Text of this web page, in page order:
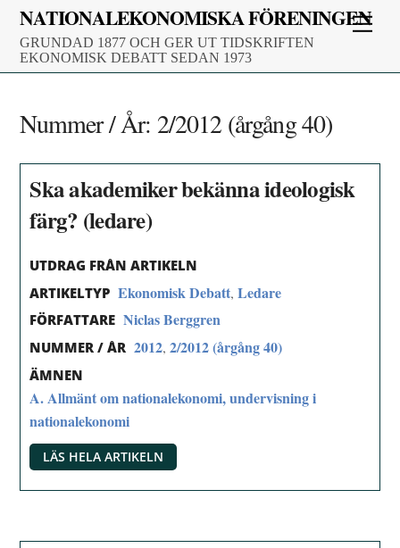
Skip
content
NATIONALEKONOMISKA FÖRENINGEN
GRUNDAD 1877 OCH GER UT TIDSKRIFTEN
EKONOMISK DEBATT SEDAN 1973
Nummer / År: 2/2012 (årgång 40)
Ska akademiker bekänna ideologisk
färg? (ledare)
UTDRAG FRÅN ARTIKELN
ARTIKELTYP Ekonomisk Debatt,Ledare
FÖRFATTARE Niclas Berggren
NUMMER / ÅR 2012,2/2012 (årgång 40)
ÄMNEN
A. Allmänt om nationalekonomi, undervisning i
nationalekonomi
LÄS HELA ARTIKELN